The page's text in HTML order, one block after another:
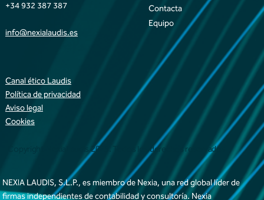
Copyright NexiaLaudis 2025. Todos los derechos reservados
+34 932 387 387
info@nexialaudis.es
Contacta
Equipo
Canal ético Laudis
Política de privacidad
Aviso legal
Cookies
NEXIA LAUDIS, S.L.P., es miembro de Nexia, una red global líder de
firmas independientes de contabilidad y consultoría. Nexia